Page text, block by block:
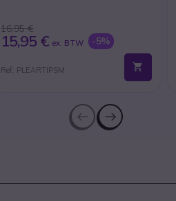
16,95 €
15,95 € ex. BTW -5%
Ref: PLEARTIPSM